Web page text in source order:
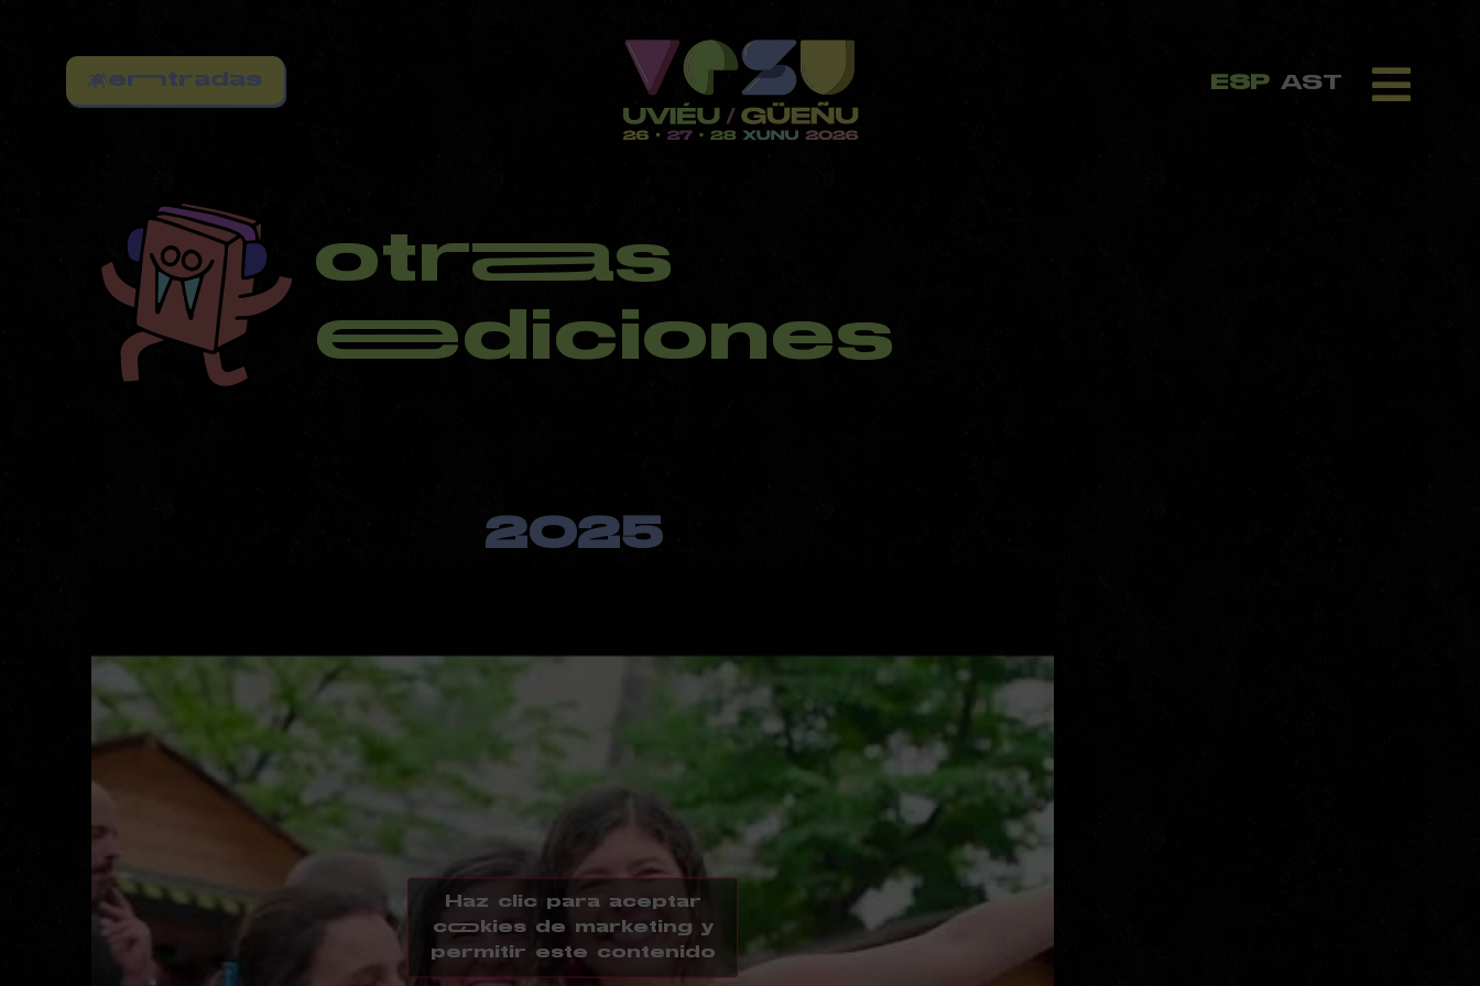
enntradas ESP AST
otraas
eediciones
2025
Haz clic para aceptar
cookies de marketing y
permitir este contenido